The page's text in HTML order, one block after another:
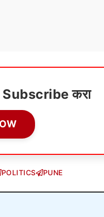
Subscribe करा
POLITICS PUNE